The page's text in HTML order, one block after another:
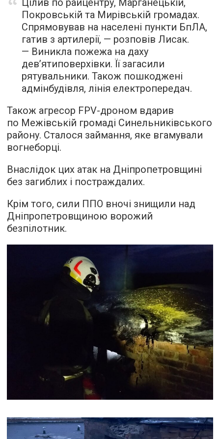
Покровській та Мирівській громадах.
Спрямовував на населені пункти БпЛА,
гатив з артилерії, — розповів Лисак.
— Виникла пожежа на даху
дев’ятиповерхівки. Її загасили
рятувальники. Також пошкоджені
адмінбудівля, лінія електропередач.
Також агресор FPV-дроном вдарив
по Межівській громаді Синельниківського
району. Сталося займання, яке вгамували
вогнеборці.
Внаслідок цих атак на Дніпропетровщині
без загиблих і постраждалих.
Крім того, сили ППО вночі знищили над
Дніпропетровщиною ворожий
безпілотник.